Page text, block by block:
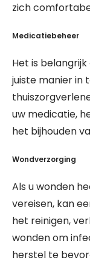
zich
Medicatiebeheer
Het is
juiste manier in
uw medicatie,
het bijhouden
Wondverzorging
Als u wonden
vereisen, kan
het reinigen,
wonden om
herstel te